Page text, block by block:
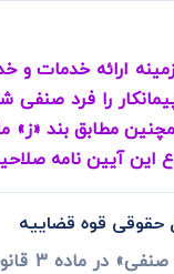
حقوقی قوه قضاییه